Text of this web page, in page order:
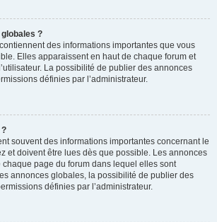
?
des informations importantes que vous
Elles apparaissent en haut de chaque forum et
La possibilité de publier des annonces
définies par l’administrateur.
souvent des informations importantes concernant le
et doivent être lues dès que possible. Les annonces
page du forum dans lequel elles sont
annonces globales, la possibilité de publier des
définies par l’administrateur.